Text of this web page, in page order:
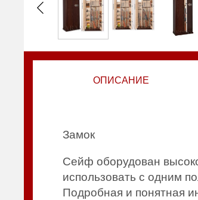
ОПИСАНИЕ
Замок
Сейф оборудован
использовать с одним
Подробная и понятная